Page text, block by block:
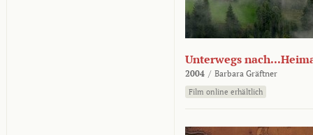
Unterwegs
2004 / Barbara Gräftner
Film online erhältlich